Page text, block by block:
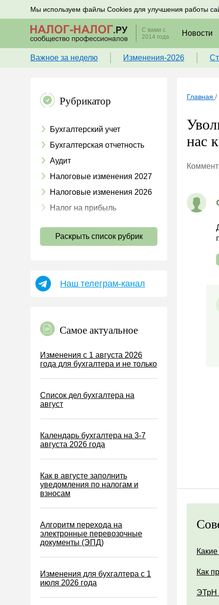
Мы используем файлы Cookies для улучшения работы
Подписывайтесь на новости по налогам, учету и
С вами с
2014 года
Новости
Важное за неделю Изменения-2026
Рубрикатор
Бухгалтерский учет
Бухгалтерская отчетность
Аудит
Налоговые изменения 2027
Налоговые изменения 2026
Налог на прибыль
Страховые взносы 2026
УСН
Земельный налог
Налог на рекламу
Торговый сбор
Туристический налог
Водный налог
Экологический налог
Налог на игорный бизнес
Акцизы
Уплата налогов (взносов)
Возврат и зачет налогов
Налоговые проверки
Самозанятые
Банк
Раскрыть список рубрик
Наш телеграм-канал
Самое актуальное
Изменения с 1 августа 2026
года для бухгалтера и не только
Список дел бухгалтера на
август
Календарь бухгалтера на 3-7
августа 2026 года
Как в августе заполнить
уведомления по налогам и
взносам
Алгоритм перехода на
электронные перевозочные
документы (ЭПД)
Изменения для бухгалтера с 1
июля 2026 года
Главная /
нас
Как
ЭТрН